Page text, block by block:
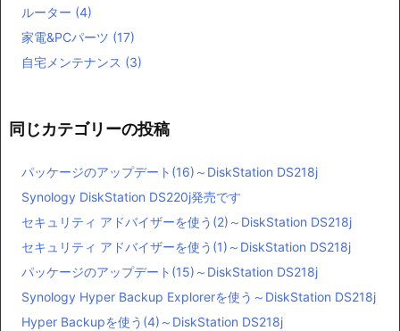
ルーター (4)
家電&PCパーツ (17)
自宅メンテナンス (3)
同じカテゴリーの投稿
パッケージのアップデート(16)～DiskStation DS218j
Synology DiskStation DS220j発売です
セキュリティ アドバイザーを使う(2)～DiskStation DS218j
セキュリティ アドバイザーを使う(1)～DiskStation DS218j
パッケージのアップデート(15)～DiskStation DS218j
Synology Hyper Backup Explorerを使う～DiskStation DS218j
Hyper Backupを使う(4)～DiskStation DS218j